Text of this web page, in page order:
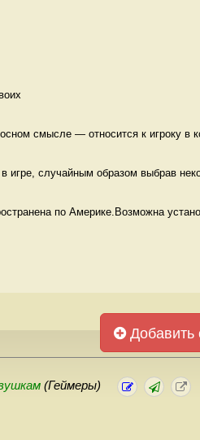
смысле — относится к игроку в
случайным образом выбрав
по Америке.Возможна
Добавить
(Геймеры)